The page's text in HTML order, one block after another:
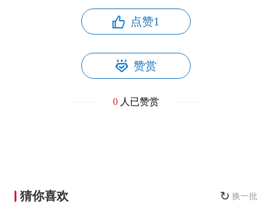
点赞1
赞赏
0人已赞赏
猜你喜欢 ↻ 换一批